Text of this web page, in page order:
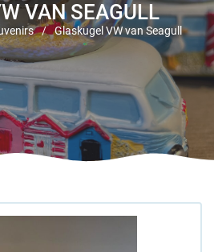
VAN SEAGULL
/ Glaskugel VW van Seagull